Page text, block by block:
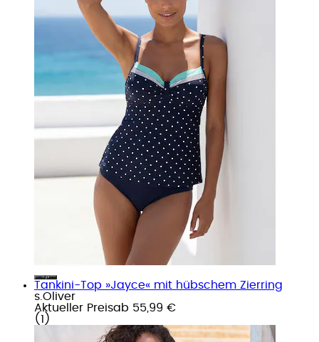
Tankini-Top »Jayce« mit hübschem Zierring
s.Oliver
Aktueller Preisab 55,99 €
( 1 )